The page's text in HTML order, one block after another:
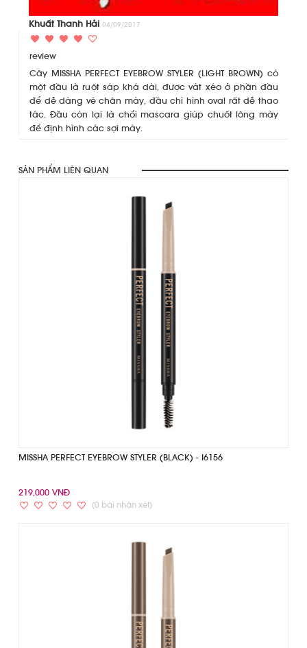
Khuất Thanh Hải 04/09/2017
review
Cây MISSHA PERFECT EYEBROW STYLER (LIGHT BROWN) có
một đầu là ruột sáp khá dài, được vát xéo ở phần đầu
để dễ dàng vẽ chân mày, đầu chì hình oval rất dễ thao
tác. Đầu còn lại là chổi mascara giúp chuốt lông mày
để định hình các sợi mày.
SẢN PHẨM LIÊN QUAN
MISSHA PERFECT EYEBROW STYLER (BLACK) - I6156
219,000 VNĐ
(0 bài nhận xét)